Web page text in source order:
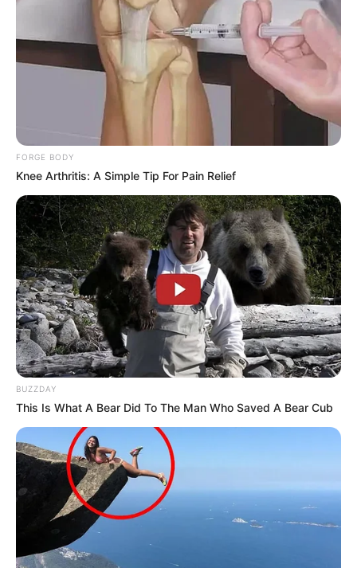
FORGE BODY
Knee Arthritis: A Simple Tip For Pain Relief
BUZZDAY
This Is What A Bear Did To The Man Who Saved A Bear Cub